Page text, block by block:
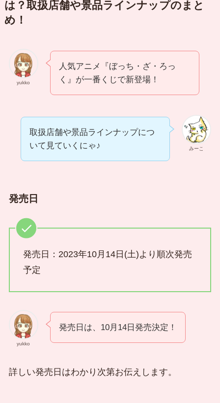
は？取扱店舗や景品ラインナップのまと
め！
yukko
人気アニメ『ぼっち・ざ・ろっ
く』が一番くじで新登場！
みーこ
取扱店舗や景品ラインナップにつ
いて見ていくにゃ♪
発売日
発売日：2023年10月14日(土)より順次発売
予定
yukko
発売日は、10月14日発売決定！
詳しい発売日はわかり次第お伝えします。